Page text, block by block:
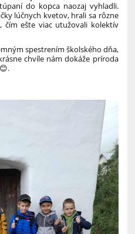
do kopca naozaj vyhladli.
lúčnych kvetov, hrali sa rôzne
čím ešte viac utužovali kolektív
spestrením školského dňa,
chvíle nám dokáže príroda